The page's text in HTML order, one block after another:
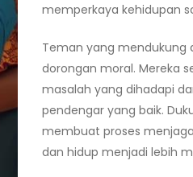
memperkaya kehidupan
Teman yang mendukung
dorongan moral. Mereka
masalah yang dihadapi
pendengar yang baik.
membuat proses
dan hidup menjadi lebih